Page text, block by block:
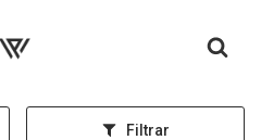
inicial
Filtrar